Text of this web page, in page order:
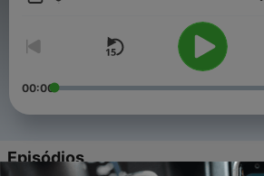
00:00
Episódios